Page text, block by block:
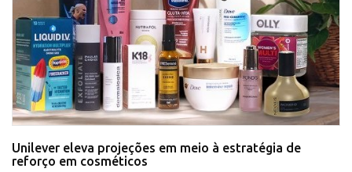
Unilever eleva projeções em meio à estratégia de
reforço em cosméticos